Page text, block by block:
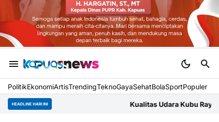
PolitikEkonomiArtisTrendingTeknoGayaSehatBolaSportPopuler
HEADLINE HARI INI Kualitas Udara Kubu Raya Jumat Pagi Masuk